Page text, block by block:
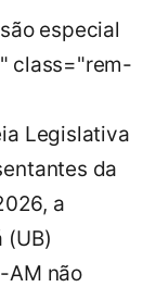
especial
class="rem-
Legislativa
da
a
(UB)
AM não